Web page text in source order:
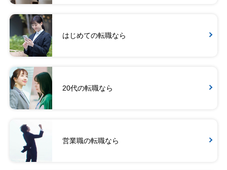
はじめての転職なら
20代の転職なら
営業職の転職なら